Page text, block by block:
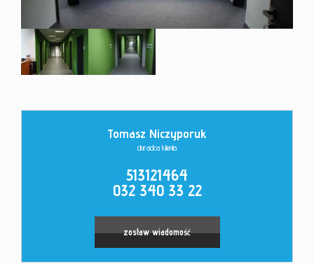
Kontakt
Tomasz Niczyporuk
doradca klienta
513121464
032 340 33 22
zostaw wiadomość